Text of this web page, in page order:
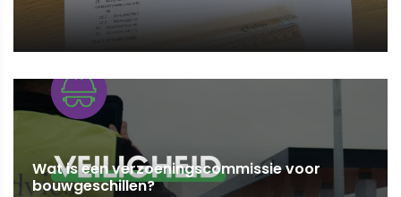
Wat is een verzoeningscommissie voor
bouwgeschillen?